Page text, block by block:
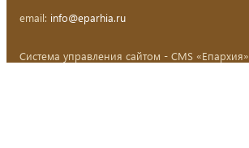
email: info@eparhia.ru
Система управления сайтом - CMS «Епархия»